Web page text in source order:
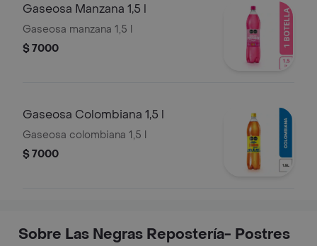
Gaseosa Manzana 1,5 l
Gaseosa manzana 1,5 l
$ 7000
Gaseosa Colombiana 1,5 l
Gaseosa colombiana 1,5 l
$ 7000
Sobre Las Negras Repostería- Postres